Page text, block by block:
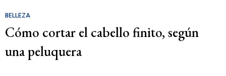
BELLEZA
Cómo cortar el cabello finito, según
una peluquera